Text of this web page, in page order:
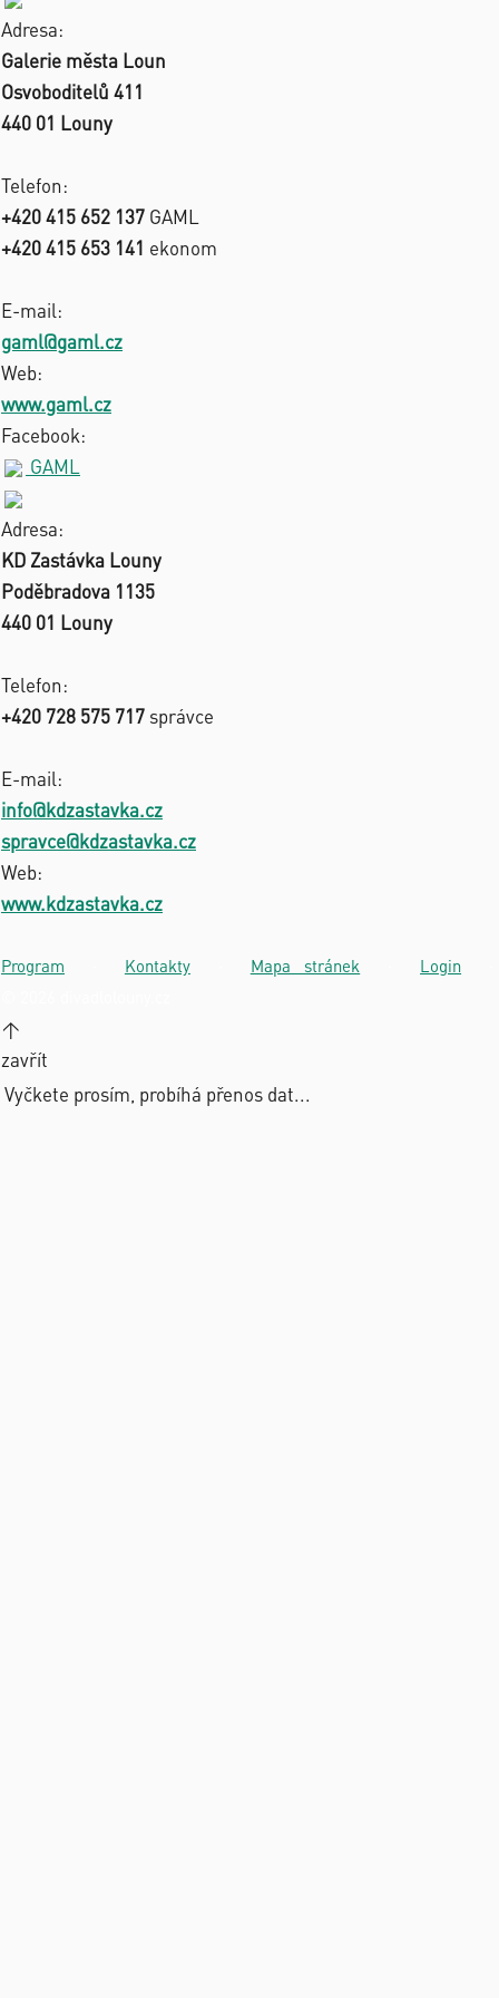
Adresa:
Galerie města Loun
Osvoboditelů 411
440 01 Louny
Telefon:
+420 415 652 137 GAML
+420 415 653 141 ekonom
E-mail:
gaml@gaml.cz
Web:
www.gaml.cz
Facebook:
GAML
Adresa:
KD Zastávka Louny
Poděbradova 1135
440 01 Louny
Telefon:
+420 728 575 717 správce
E-mail:
info@kdzastavka.cz
spravce@kdzastavka.cz
Web:
www.kdzastavka.cz
Program Kontakty· Mapa stránek Login
↑
zavřít
Vyčkete prosím, probíhá přenos dat...